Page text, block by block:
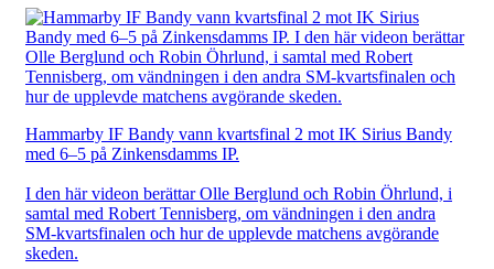
Hammarby IF Bandy vann kvartsfinal 2 mot IK Sirius Bandy
med 6–5 på Zinkensdamms IP.
I den här videon berättar Olle Berglund och Robin Öhrlund, i
samtal med Robert Tennisberg, om vändningen i den andra
SM-kvartsfinalen och hur de upplevde matchens avgörande
skeden.